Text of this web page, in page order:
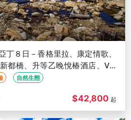
丁８日－香格里拉、康定情歌、
都橋、升等乙晚悅椿酒店、VIP
自然生態
$42,800 起